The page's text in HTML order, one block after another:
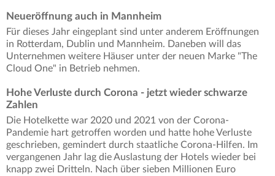
Neueröffnung auch in Mannheim
Für dieses Jahr eingeplant sind unter anderem Eröffnungen
in Rotterdam, Dublin und Mannheim. Daneben will das
Unternehmen weitere Häuser unter der neuen Marke "The
Cloud One" in Betrieb nehmen.
Hohe Verluste durch Corona - jetzt wieder schwarze
Zahlen
Die Hotelkette war 2020 und 2021 von der Corona-
Pandemie hart getroffen worden und hatte hohe Verluste
geschrieben, gemindert durch staatliche Corona-Hilfen. Im
vergangenen Jahr lag die Auslastung der Hotels wieder bei
knapp zwei Dritteln. Nach über sieben Millionen Euro